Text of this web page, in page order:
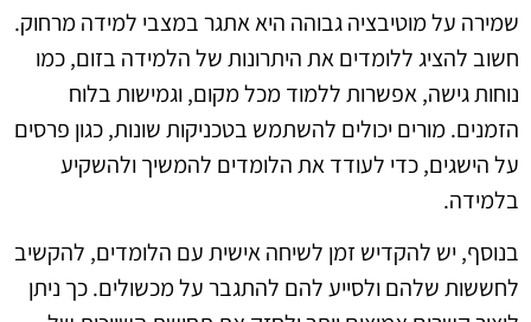
שמירה על מוטיבציה גבוהה היא אתגר במצבי למידה מרחוק.
חשוב להציג ללומדים את היתרונות של הלמידה בזום, כמו
נוחות גישה, אפשרות ללמוד מכל מקום, וגמישות בלוח
הזמנים. מורים יכולים להשתמש בטכניקות שונות, כגון פרסים
על הישגים, כדי לעודד את הלומדים להמשיך ולהשקיע
בלמידה.
בנוסף, יש להקדיש זמן לשיחה אישית עם הלומדים, להקשיב
לחששות שלהם ולסייע להם להתגבר על מכשולים. כך ניתן